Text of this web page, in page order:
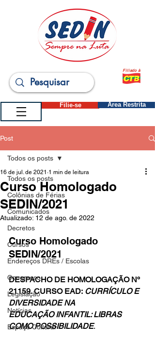
Filiado à
Filie-se Área Restrita
Post
Todos os posts
Colônias de Férias
Comunicados
Decretos
Cursos
Endereços DREs / Escolas
Congresso
Legislação
Notícias
Espaço Cultural
Todos os posts
Curso Homologado
SEDIN/2021
16 de jul. de 2021 1 min de leitura
Atualizado: 12 de ago. de 2022
Curso Homologado
SEDIN/2021
DESPACHO DE HOMOLOGAÇÃO Nº
21159. CURSO EAD: CURRÍCULO E
DIVERSIDADE NA
EDUCAÇÃO INFANTIL: LIBRAS
COMO POSSIBILIDADE.